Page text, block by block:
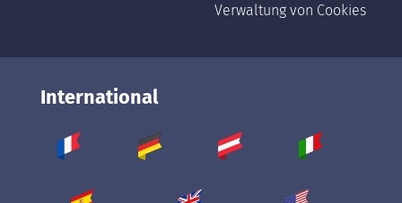
Verwaltung von Cookies
International